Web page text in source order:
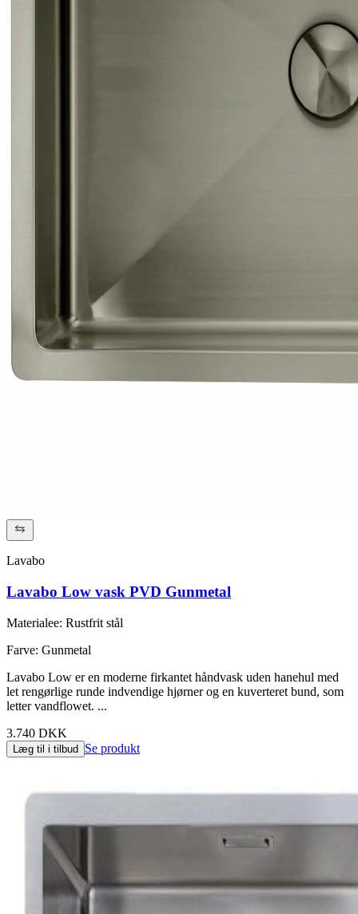
Lavabo
Lavabo Low vask PVD Gunmetal
Materialee: Rustfrit stål
Farve: Gunmetal
Lavabo Low er en moderne firkantet håndvask uden hanehul med
let rengørlige runde indvendige hjørner og en kuverteret bund, som
letter vandflowet. ...
3.740 DKK
Læg til i tilbud Se produkt